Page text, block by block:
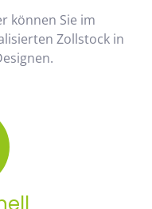
können Sie im
Zollstock in